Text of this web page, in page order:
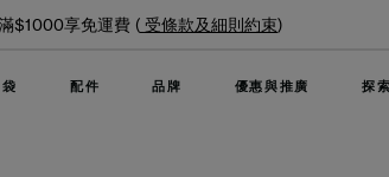
夏
受條款及細則約束 )
袋 配件 品牌 優惠與推廣 探索